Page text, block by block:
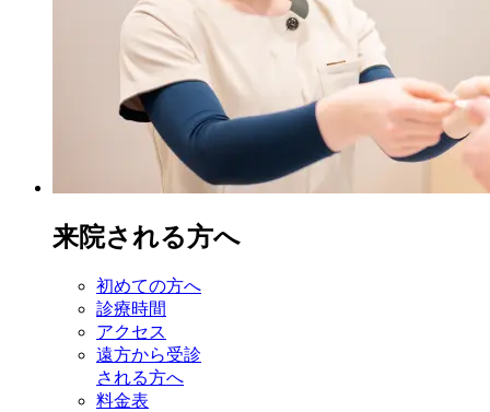
来院される方へ
初めての方へ
診療時間
アクセス
遠方から受診
される方へ
料金表